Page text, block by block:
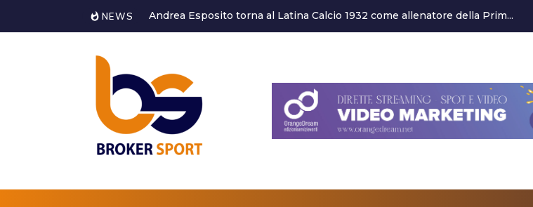
NEWS Cisterna Volley,staff medico confermato in blocco. Il responsabile san...